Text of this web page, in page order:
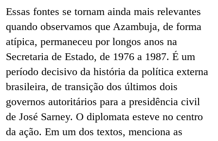
Essas fontes se tornam ainda mais relevantes
quando observamos que Azambuja, de forma
atípica, permaneceu por longos anos na
Secretaria de Estado, de 1976 a 1987. É um
período decisivo da história da política externa
brasileira, de transição dos últimos dois
governos autoritários para a presidência civil
de José Sarney. O diplomata esteve no centro
da ação. Em um dos textos, menciona as